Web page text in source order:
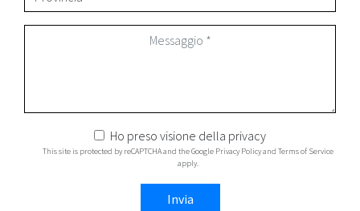
Ho preso visione della privacy
This site is protected by reCAPTCHA and the Google Privacy Policyand Terms of Service
apply.
Invia